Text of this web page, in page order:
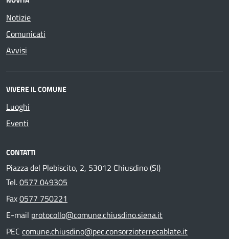
Notizie
Comunicati
Avvisi
VIVERE IL COMUNE
Luoghi
Eventi
CONTATTI
Piazza del Plebiscito, 2, 53012 Chiusdino (SI)
Tel.0577 049305
Fax0577 750221
E-mail protocollo@comune.chiusdino.siena.it
PEC comune.chiusdino@pec.consorzioterrecablate.it